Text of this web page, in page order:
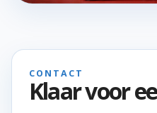
CONTACT
Klaar voor